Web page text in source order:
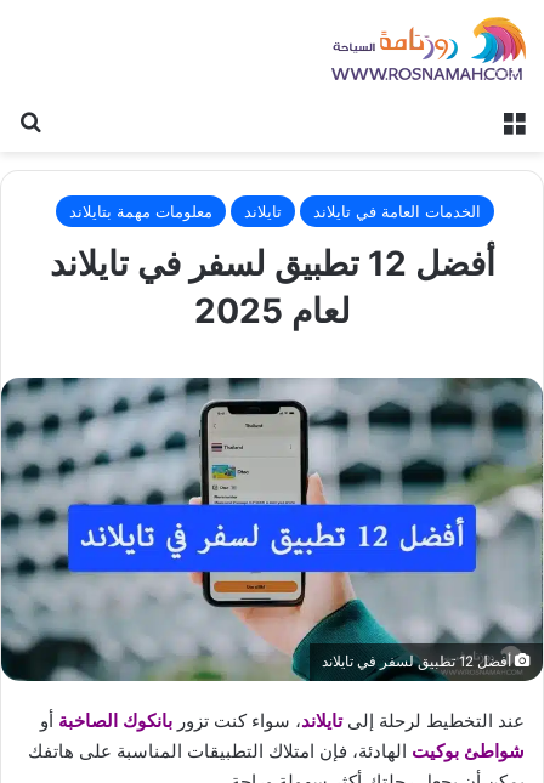
الخدمات العامة في تايلاند تايلاند معلومات مهمة بتايلاند
أفضل 12 تطبيق لسفر في تايلاند
لعام 2025
أفضل 12 تطبيق لسفر في تايلاند
عند التخطيط لرحلة إلى تايلاند، سواء كنت تزور بانكوك الصاخبة أو
شواطئ بوكيت الهادئة، فإن امتلاك التطبيقات المناسبة على هاتفك